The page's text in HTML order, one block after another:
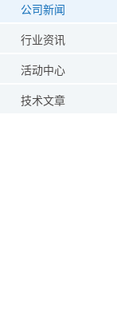
公司新闻
行业资讯
活动中心
技术文章